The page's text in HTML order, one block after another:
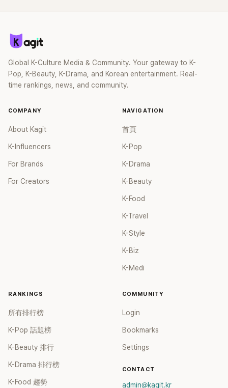
Global K-Culture Media & Community. Your gateway to K-
Pop, K-Beauty, K-Drama, and Korean entertainment. Real-
time rankings, news, and community.
COMPANY
About Kagit
K-Influencers
For Brands
For Creators
NAVIGATION
首頁
K-Pop
K-Drama
K-Beauty
K-Food
K-Travel
K-Style
K-Biz
K-Medi
RANKINGS
所有排行榜
K-Pop 話題榜
K-Beauty 排行
K-Drama 排行榜
K-Food 趨勢
COMMUNITY
Login
Bookmarks
Settings
CONTACT
admin@kagit.kr